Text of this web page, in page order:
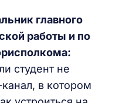
главного
работы и по
студент не
в котором